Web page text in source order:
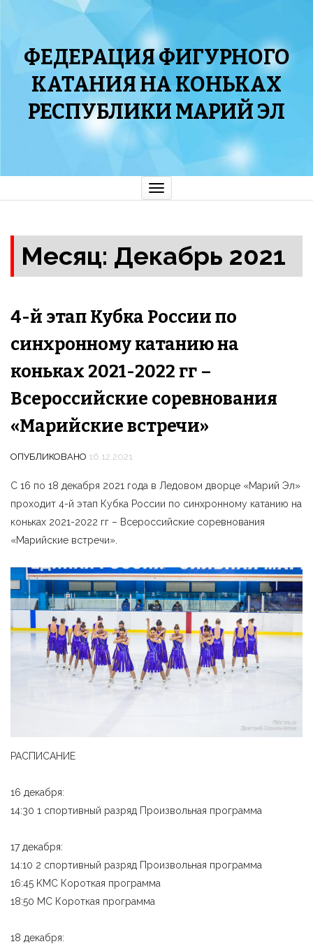
ФЕДЕРАЦИЯ ФИГУРНОГО
КАТАНИЯ НА КОНЬКАХ
РЕСПУБЛИКИ МАРИЙ ЭЛ
Показать/
Скрыть
Месяц: Декабрь 2021
4-й этап Кубка России по
синхронному катанию на
коньках 2021-2022 гг –
Всероссийские соревнования
«Марийские встречи»
ОПУБЛИКОВАНО 16.12.2021
С 16 по 18 декабря 2021 года в Ледовом дворце «Марий Эл»
проходит 4-й этап Кубка России по синхронному катанию на
коньках 2021-2022 гг – Всероссийские соревнования
«Марийские встречи».
РАСПИСАНИЕ
16 декабря:
14:30 1 cпopтивный разряд Произвольная программа
17 декабря:
14:10 2 cпopтивный разряд Произвольная программа
16:45 KMC Короткая программа
18:50 MC Короткая программа
18 декабря: